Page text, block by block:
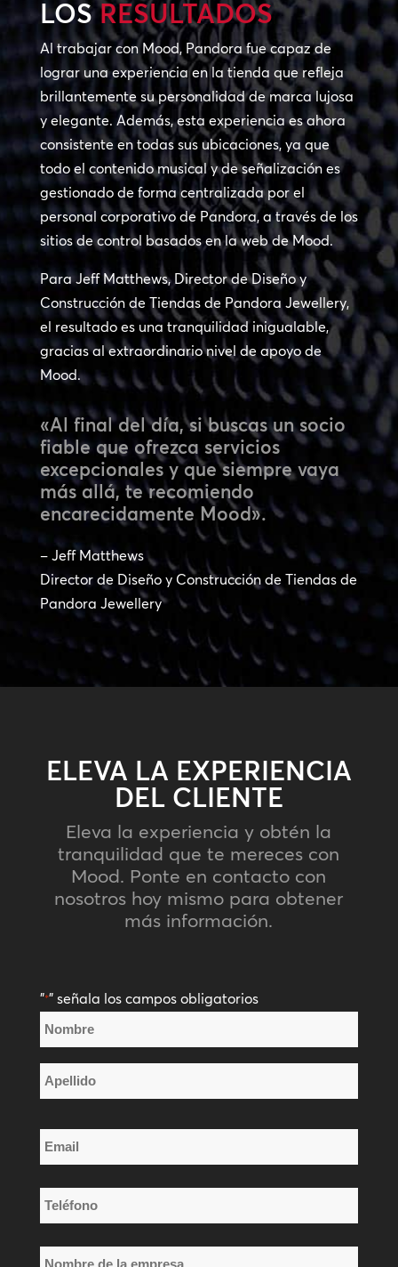
LOSRESULTADOS
Al trabajar con Mood, Pandora fue capaz de
lograr una experiencia en la tienda que refleja
brillantemente su personalidad de marca lujosa
y elegante. Además, esta experiencia es ahora
consistente en todas sus ubicaciones, ya que
todo el contenido musical y de señalización es
gestionado de forma centralizada por el
personal corporativo de Pandora, a través de los
sitios de control basados en la web de Mood.
Para Jeff Matthews, Director de Diseño y
Construcción de Tiendas de Pandora Jewellery,
el resultado es una tranquilidad inigualable,
gracias al extraordinario nivel de apoyo de
Mood.
«Al final del día, si buscas un socio
fiable que ofrezca servicios
excepcionales y que siempre vaya
más allá, te recomiendo
encarecidamente Mood».
– Jeff Matthews
Director de Diseño y Construcción de Tiendas de
Pandora Jewellery
ELEVA LA EXPERIENCIA
DEL CLIENTE
Eleva la experiencia y obtén la
tranquilidad que te mereces con
Mood. Ponte en contacto con
nosotros hoy mismo para obtener
más información.
"*" señala los campos obligatorios
Nombre
*
Email
*
Teléfono
*
Nombre